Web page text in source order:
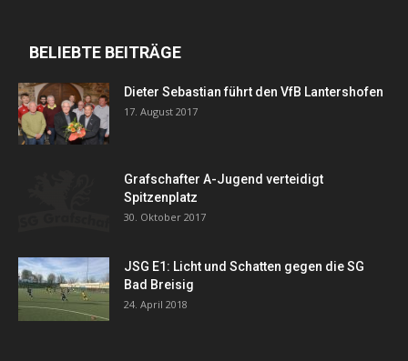
BELIEBTE BEITRÄGE
Dieter Sebastian führt den VfB Lantershofen
17. August 2017
Grafschafter A-Jugend verteidigt
Spitzenplatz
30. Oktober 2017
JSG E1: Licht und Schatten gegen die SG
Bad Breisig
24. April 2018